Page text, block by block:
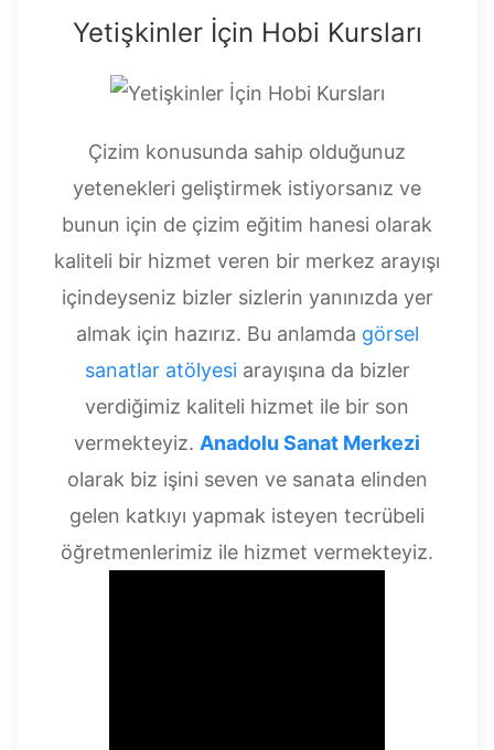
Yetişkinler İçin Hobi Kursları
Çizim konusunda sahip olduğunuz
yetenekleri geliştirmek istiyorsanız ve
bunun için de çizim eğitim hanesi olarak
kaliteli bir hizmet veren bir merkez arayışı
içindeyseniz bizler sizlerin yanınızda yer
almak için hazırız. Bu anlamda görsel
sanatlar atölyesiarayışına da bizler
verdiğimiz kaliteli hizmet ile bir son
vermekteyiz. Anadolu Sanat Merkezi
olarak biz işini seven ve sanata elinden
gelen katkıyı yapmak isteyen tecrübeli
öğretmenlerimiz ile hizmet vermekteyiz.